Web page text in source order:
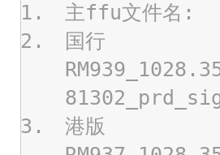
主ffu文件名:
国行
港版